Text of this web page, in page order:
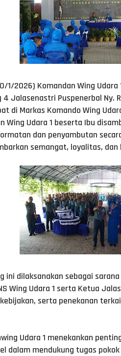
1/2026) Komandan Wing
Jalasenastri Puspenerbal Ny.
di Markas Komando Wing
Wing Udara 1 beserta Ibu
dan penyambutan
semangat, loyalitas,
dilaksanakan sebagai
Wing Udara 1 serta Ketua
serta penekanan
Udara 1 menekankan
dalam mendukung tugas